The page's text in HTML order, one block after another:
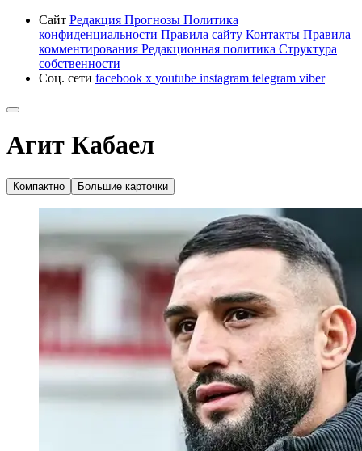
Сайт Редакция Прогнозы Политика
конфиденциальности Правила сайту Контакты Правила
комментирования Редакционная политика Структура
собственности
Соц. сети facebook x youtube instagram telegram viber
Агит Кабаел
Компактно Большие карточки